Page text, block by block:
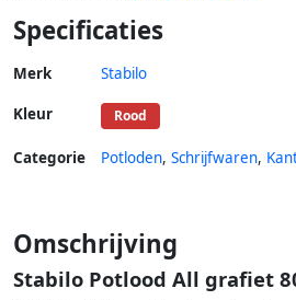
Specificaties
Merk Stabilo
Kleur Rood
Categorie Potloden, Schrijfwaren,
Omschrijving
Stabilo Potlood All grafiet